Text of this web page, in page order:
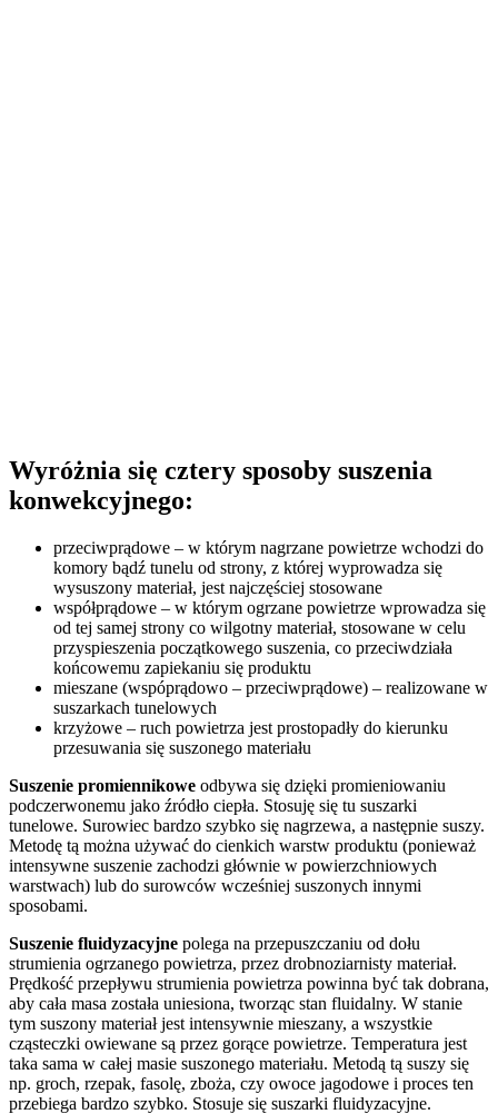
Wyróżnia się cztery sposoby suszenia
konwekcyjnego:
przeciwprądowe – w którym nagrzane powietrze wchodzi do
komory bądź tunelu od strony, z której wyprowadza się
wysuszony materiał, jest najczęściej stosowane
współprądowe – w którym ogrzane powietrze wprowadza się
od tej samej strony co wilgotny materiał, stosowane w celu
przyspieszenia początkowego suszenia, co przeciwdziała
końcowemu zapiekaniu się produktu
mieszane (wspóprądowo – przeciwprądowe) – realizowane w
suszarkach tunelowych
krzyżowe – ruch powietrza jest prostopadły do kierunku
przesuwania się suszonego materiału
Suszenie promiennikowe odbywa się dzięki promieniowaniu
podczerwonemu jako źródło ciepła. Stosuję się tu suszarki
tunelowe. Surowiec bardzo szybko się nagrzewa, a następnie suszy.
Metodę tą można używać do cienkich warstw produktu (ponieważ
intensywne suszenie zachodzi głównie w powierzchniowych
warstwach) lub do surowców wcześniej suszonych innymi
sposobami.
Suszenie fluidyzacyjne polega na przepuszczaniu od dołu
strumienia ogrzanego powietrza, przez drobnoziarnisty materiał.
Prędkość przepływu strumienia powietrza powinna być tak dobrana,
aby cała masa została uniesiona, tworząc stan fluidalny. W stanie
tym suszony materiał jest intensywnie mieszany, a wszystkie
cząsteczki owiewane są przez gorące powietrze. Temperatura jest
taka sama w całej masie suszonego materiału. Metodą tą suszy się
np. groch, rzepak, fasolę, zboża, czy owoce jagodowe i proces ten
przebiega bardzo szybko. Stosuje się suszarki fluidyzacyjne.